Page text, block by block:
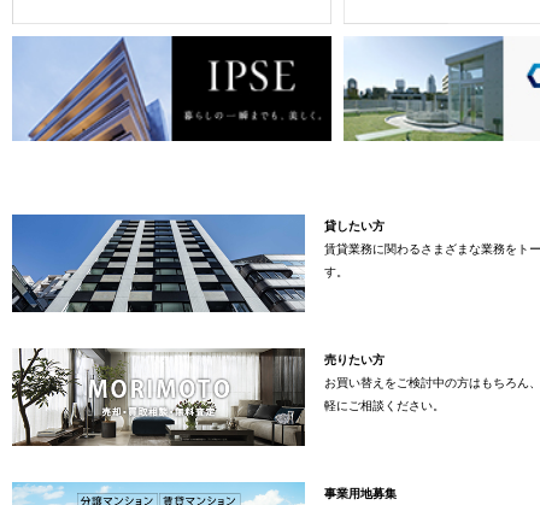
貸したい方
賃貸業務に関わるさまざまな業務をト
す。
売りたい方
お買い替えをご検討中の方はもちろん
軽にご相談ください。
事業用地募集